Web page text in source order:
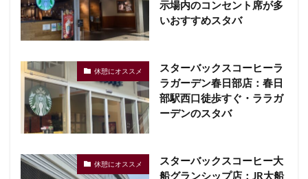
示場内のコンセント席が多
いおすすめスタバ
休憩にオススメ
スターバックスコーヒーラ
ラガーデン春日部店：春日
部駅西口徒歩すぐ・ララガ
ーデンのスタバ
休憩にオススメ
スターバックスコーヒー大
船グランシップ店：JR大船